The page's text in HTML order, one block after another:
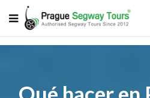
Qué hacer en